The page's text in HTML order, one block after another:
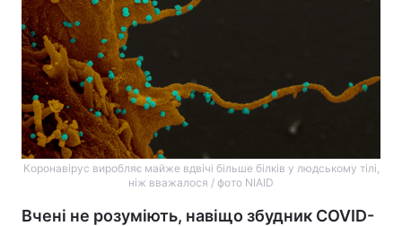
Коронавірус виробляє майже вдвічі більше білків у людському тілі,
ніж вважалося / фото NIAID
Вчені не розуміють, навіщо збудник COVID-